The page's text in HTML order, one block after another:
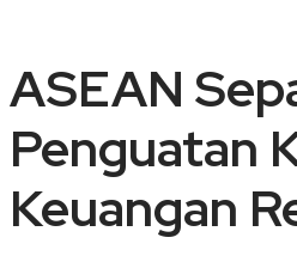
ASEAN
Penguatan
Keuangan